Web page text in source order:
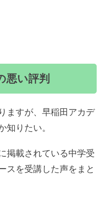
悪い評判
ますが、早稲田アカデ
りたい。
掲載されている中学受
スを受講した声をまと